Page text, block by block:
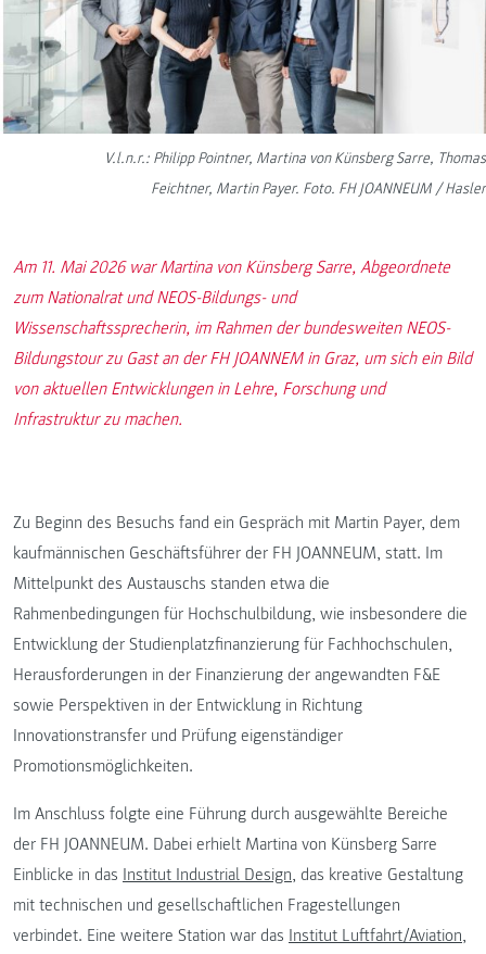
V.l.n.r.: Philipp Pointner, Martina von Künsberg Sarre, Thomas
Feichtner, Martin Payer. Foto. FH JOANNEUM / Hasler
Am 11. Mai 2026 war Martina von Künsberg Sarre, Abgeordnete
zum Nationalrat und NEOS-Bildungs- und
Wissenschaftssprecherin, im Rahmen der bundesweiten NEOS-
Bildungstour zu Gast an der FH JOANNEM in Graz, um sich ein Bild
von aktuellen Entwicklungen in Lehre, Forschung und
Infrastruktur zu machen.
Zu Beginn des Besuchs fand ein Gespräch mit Martin Payer, dem
kaufmännischen Geschäftsführer der FH JOANNEUM, statt. Im
Mittelpunkt des Austauschs standen etwa die
Rahmenbedingungen für Hochschulbildung, wie insbesondere die
Entwicklung der Studienplatzfinanzierung für Fachhochschulen,
Herausforderungen in der Finanzierung der angewandten F&E
sowie Perspektiven in der Entwicklung in Richtung
Innovationstransfer und Prüfung eigenständiger
Promotionsmöglichkeiten.
Im Anschluss folgte eine Führung durch ausgewählte Bereiche
der FH JOANNEUM. Dabei erhielt Martina von Künsberg Sarre
Einblicke in das Institut Industrial Design, das kreative Gestaltung
mit technischen und gesellschaftlichen Fragestellungen
verbindet. Eine weitere Station war das Institut Luftfahrt/Aviation,